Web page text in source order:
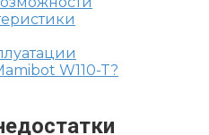
W110-T?